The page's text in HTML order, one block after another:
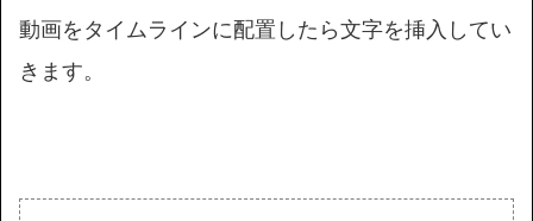
動画をタイムラインに配置したら文字を挿入してい
きます。